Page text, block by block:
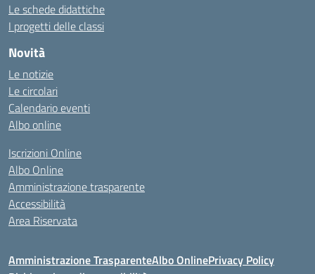
Le schede didattiche
I progetti delle classi
Novità
Le notizie
Le circolari
Calendario eventi
Albo online
Iscrizioni Online
Albo Online
Amministrazione trasparente
Accessibilità
Area Riservata
Amministrazione TrasparenteAlbo OnlinePrivacy Policy